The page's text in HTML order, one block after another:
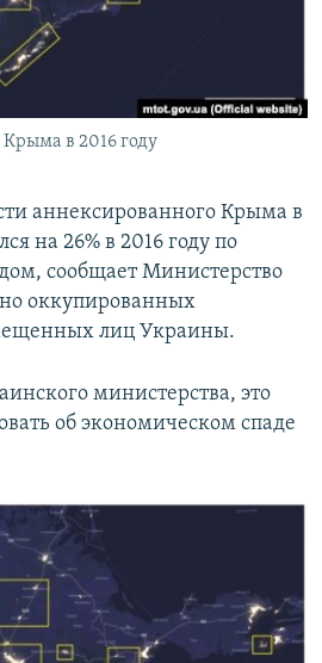
КРЫМАв 2016 году
аннексированного Крыма в
на 26% в 2016 году по
сообщает Министерство
оккупированных
лиц Украины.
министерства, это
об экономическом спаде